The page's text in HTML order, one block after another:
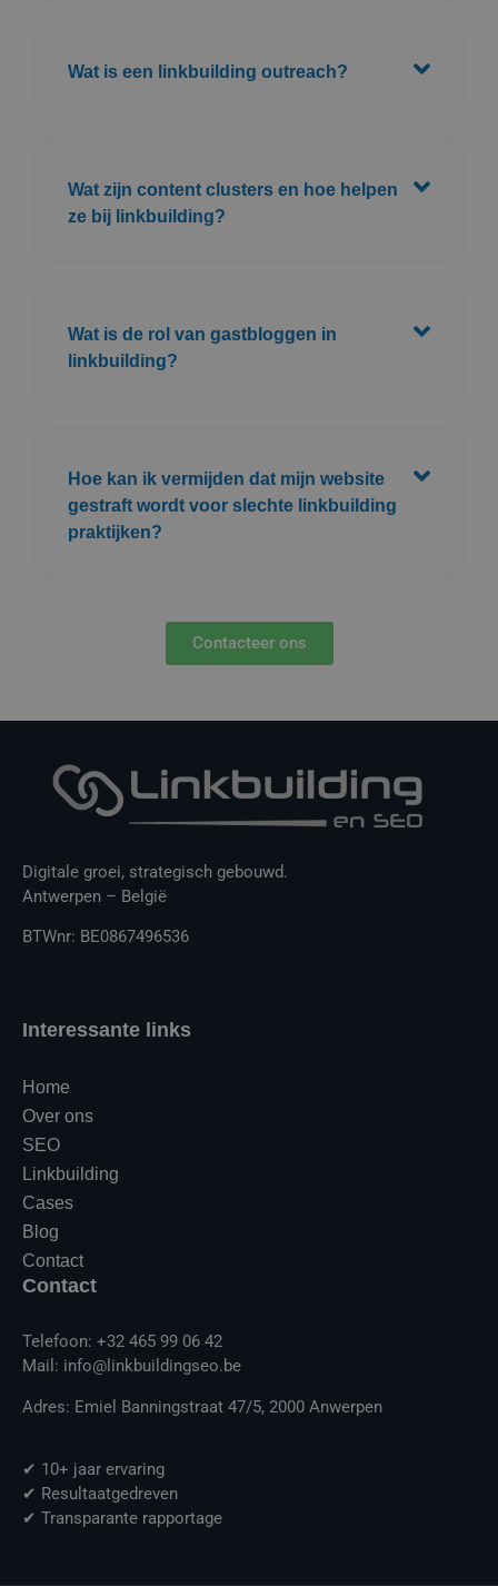
Wat is een linkbuilding outreach?
Wat zijn content clusters en hoe helpen
ze bij linkbuilding?
Wat is de rol van gastbloggen in
linkbuilding?
Hoe kan ik vermijden dat mijn website
gestraft wordt voor slechte linkbuilding
praktijken?
Contacteer ons
Digitale groei, strategisch gebouwd.
Antwerpen – België
BTWnr: BE0867496536
Interessante links
Home
Over ons
SEO
Linkbuilding
Cases
Blog
Contact
Contact
Telefoon: +32 465 99 06 42
Mail: info@linkbuildingseo.be
Adres: Emiel Banningstraat 47/5, 2000 Anwerpen
✔ 10+ jaar ervaring
✔ Resultaatgedreven
✔ Transparante rapportage